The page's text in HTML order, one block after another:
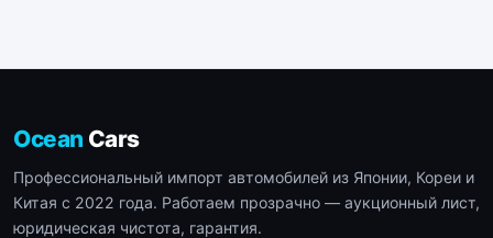
Ocean Cars
Профессиональный импорт автомобилей из Японии, Кореи и
Китая с 2022 года. Работаем прозрачно — аукционный лист,
юридическая чистота, гарантия.